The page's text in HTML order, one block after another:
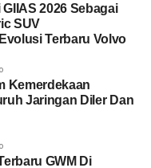
2026 Sebagai
SUV
Terbaru Volvo
Kemerdekaan
Jaringan Diler Dan
GWM Di